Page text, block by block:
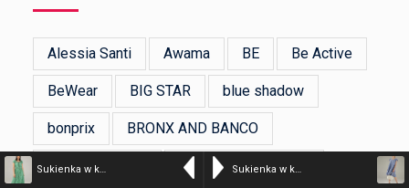
Sukienka w kwiaty – kolor n/a – 15-5118 VERD PRA Sukienka w kwiaty – kolor n/a – 184-8646C JEANS
Alessia Santi Awama BE Be Active
BeWear BIG STAR blue shadow
bonprix BRONX AND BANCO
Devotion Twins ERMANNO FIRENZE